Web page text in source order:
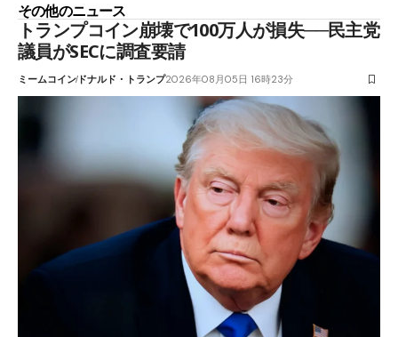
その他のニュース
トランプコイン崩壊で100万人が損失──民主党
議員がSECに調査要請
ミームコインドナルド・トランプ2026年08月05日 16時23分